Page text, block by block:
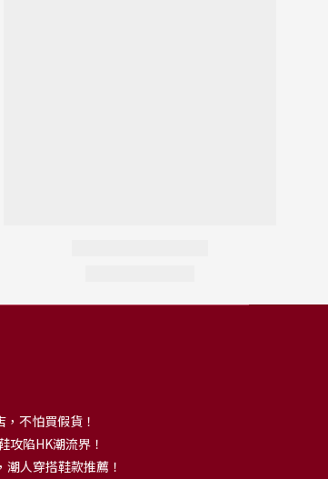
不怕買假貨！
攻陷HK潮流界！
人穿搭鞋款推薦！